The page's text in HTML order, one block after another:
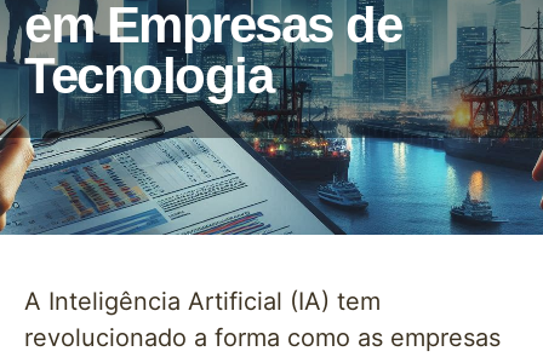
em Empresas de
Tecnologia
A Inteligência Artificial (IA) tem
revolucionado a forma como as empresas